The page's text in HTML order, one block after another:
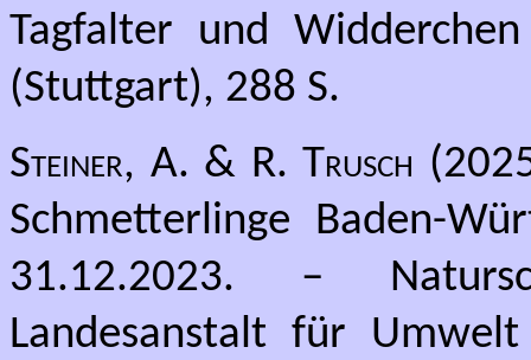
Tagfalter und
(Stuttgart), 288 S.
Steiner, A. & R. Trusch
Schmetterlinge Baden-
31.12.2023. –
Landesanstalt für